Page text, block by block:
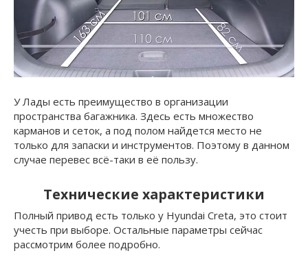
У Лады есть преимущество в организации
пространства багажника. Здесь есть множество
карманов и сеток, а под полом найдется место не
только для запаски и инструментов. Поэтому в данном
случае перевес всё-таки в её пользу.
Технические характеристики
Полный привод есть только у Hyundai Creta, это стоит
учесть при выборе. Остальные параметры сейчас
рассмотрим более подробно.